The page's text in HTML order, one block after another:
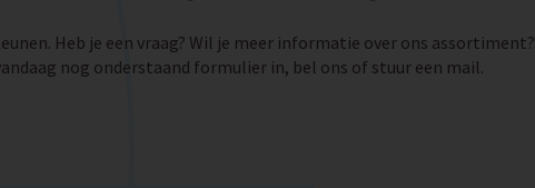
Heb je een vraag? Wil je meer informatie over ons assortiment?
nog onderstaand formulier in, bel ons of stuur een mail.